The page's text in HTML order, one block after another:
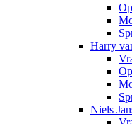
Harry
Niels